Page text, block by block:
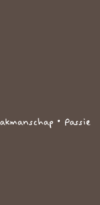
• Passie